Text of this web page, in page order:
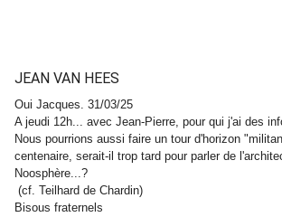
JEAN VAN HEES
Oui Jacques. 31/03/25
A jeudi 12h... avec Jean-Pierre, pour qui j'ai des
Nous pourrions aussi faire un tour d'horizon
centenaire, serait-il trop tard pour parler de
Noosphère...?
(cf. Teilhard de Chardin)
Bisous fraternels